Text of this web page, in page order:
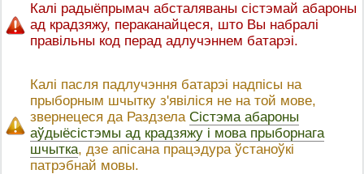
Калі радыёпрымач абсталяваны сістэмай абароны
ад крадзяжу, пераканайцеся, што Вы набралі
правільны код перад адлучэннем батарэі.
Калі пасля падлучэння батарэі надпісы на
прыборным шчытку з'явіліся не на той мове,
звернецеся да Раздзела Сістэма абароны
аўдыёсістэмы ад крадзяжу і мова прыборнага
шчытка, дзе апісана працэдура ўстаноўкі
патрэбнай мовы.